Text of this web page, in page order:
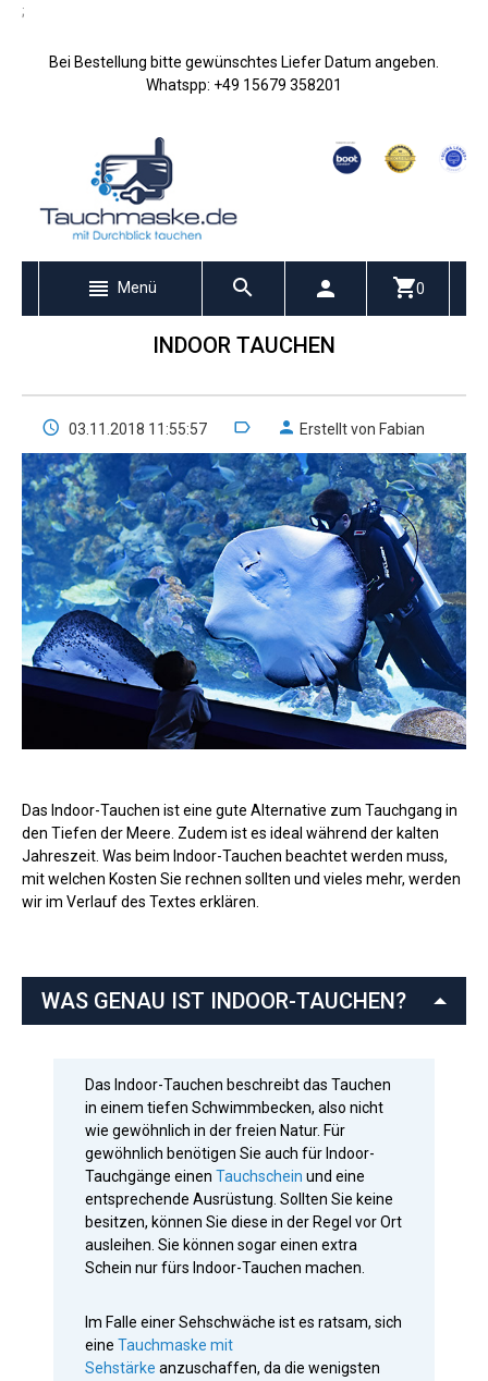
;
Bei Bestellung bitte gewünschtes Liefer Datum angeben.
Whatspp: +49 15679 358201
Menü 0
INDOOR TAUCHEN
03.11.2018 11:55:57 Erstellt von Fabian
Das Indoor-Tauchen ist eine gute Alternative zum Tauchgang in
den Tiefen der Meere. Zudem ist es ideal während der kalten
Jahreszeit. Was beim Indoor-Tauchen beachtet werden muss,
mit welchen Kosten Sie rechnen sollten und vieles mehr, werden
wir im Verlauf des Textes erklären.
WAS GENAU IST INDOOR-TAUCHEN?
Das Indoor-Tauchen beschreibt das Tauchen
in einem tiefen Schwimmbecken, also nicht
wie gewöhnlich in der freien Natur. Für
gewöhnlich benötigen Sie auch für Indoor-
Tauchgänge einen Tauchschein und eine
entsprechende Ausrüstung. Sollten Sie keine
besitzen, können Sie diese in der Regel vor Ort
ausleihen. Sie können sogar einen extra
Schein nur fürs Indoor-Tauchen machen.
Im Falle einer Sehschwäche ist es ratsam, sich
eine Tauchmaske mit
Sehstärke anzuschaffen, da die wenigsten